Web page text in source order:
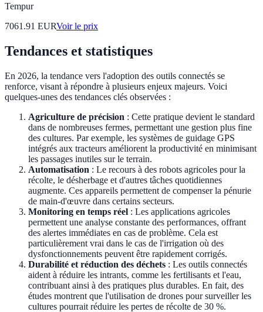
Tempur
7061.91 EURVoir le prix
Tendances et statistiques
En 2026, la tendance vers l'adoption des outils connectés se
renforce, visant à répondre à plusieurs enjeux majeurs. Voici
quelques-unes des tendances clés observées :
Agriculture de précision : Cette pratique devient le standard
dans de nombreuses fermes, permettant une gestion plus fine
des cultures. Par exemple, les systèmes de guidage GPS
intégrés aux tracteurs améliorent la productivité en minimisant
les passages inutiles sur le terrain.
Automatisation : Le recours à des robots agricoles pour la
récolte, le désherbage et d'autres tâches quotidiennes
augmente. Ces appareils permettent de compenser la pénurie
de main-d'œuvre dans certains secteurs.
Monitoring en temps réel : Les applications agricoles
permettent une analyse constante des performances, offrant
des alertes immédiates en cas de problème. Cela est
particulièrement vrai dans le cas de l'irrigation où des
dysfonctionnements peuvent être rapidement corrigés.
Durabilité et réduction des déchets : Les outils connectés
aident à réduire les intrants, comme les fertilisants et l'eau,
contribuant ainsi à des pratiques plus durables. En fait, des
études montrent que l'utilisation de drones pour surveiller les
cultures pourrait réduire les pertes de récolte de 30 %.